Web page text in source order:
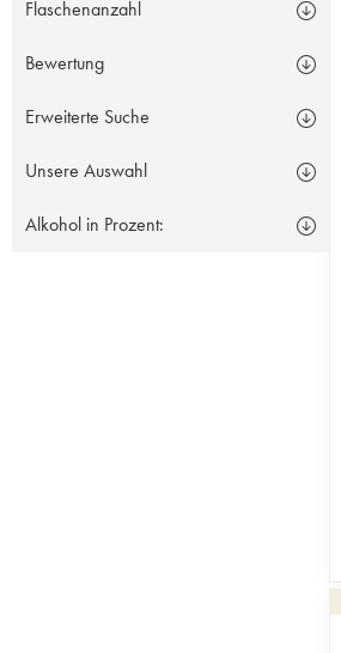
Flaschenanzahl
Bewertung
Erweiterte Suche
Unsere Auswahl
Alkohol in Prozent: